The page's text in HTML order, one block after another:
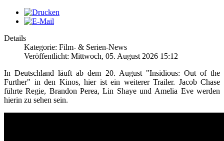
Details
Kategorie: Film- & Serien-News
Veröffentlicht: Mittwoch, 05. August 2026 15:12
In Deutschland läuft ab dem 20. August "Insidious: Out of the
Further" in den Kinos, hier ist ein weiterer Trailer. Jacob Chase
führte Regie, Brandon Perea, Lin Shaye und Amelia Eve werden
hierin zu sehen sein.